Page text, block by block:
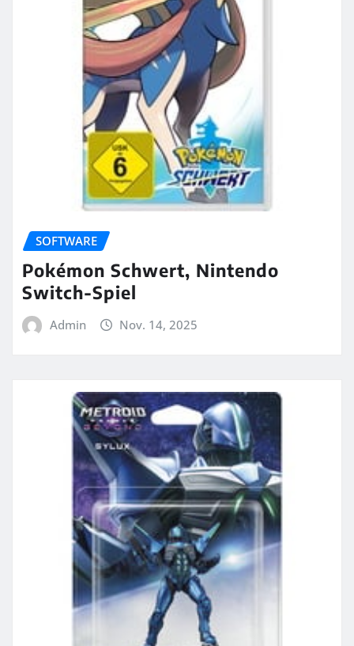
SOFTWARE
Pokémon Schwert, Nintendo
Switch-Spiel
Admin Nov. 14, 2025